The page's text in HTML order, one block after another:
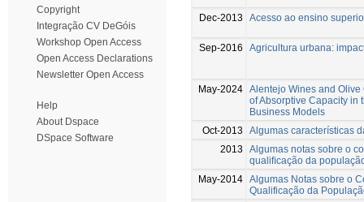
Copyright
Integração CV DeGóis
Workshop Open Access
Open Access Declarations
Newsletter Open Access
Help
About Dspace
DSpace Software
Dec-2013 Acesso ao ensino
Sep-2016 Agricultura urbana:
May-2024 Alentejo Wines and
of Absorptive Capacity in
Business Models
Oct-2013
Algumas características
2013
Algumas notas sobre o
qualiﬁcação da
May-2014 Algumas Notas sobre o
Qualificação da